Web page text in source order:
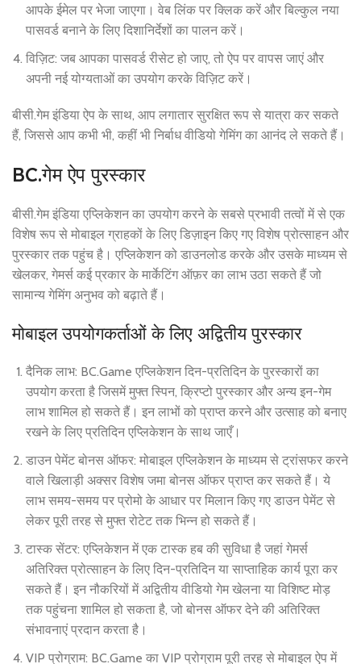
आपके ईमेल पर भेजा जाएगा। वेब लिंक पर क्लिक करें और बिल्कुल नया
पासवर्ड बनाने के लिए दिशानिर्देशों का पालन करें।
विज़िट: जब आपका पासवर्ड रीसेट हो जाए, तो ऐप पर वापस जाएं और
अपनी नई योग्यताओं का उपयोग करके विज़िट करें।
बीसी.गेम इंडिया ऐप के साथ, आप लगातार सुरक्षित रूप से यात्रा कर सकते
हैं, जिससे आप कभी भी, कहीं भी निर्बाध वीडियो गेमिंग का आनंद ले सकते हैं।
BC.गेम ऐप पुरस्कार
बीसी.गेम इंडिया एप्लिकेशन का उपयोग करने के सबसे प्रभावी तत्वों में से एक
विशेष रूप से मोबाइल ग्राहकों के लिए डिज़ाइन किए गए विशेष प्रोत्साहन और
पुरस्कार तक पहुंच है। एप्लिकेशन को डाउनलोड करके और उसके माध्यम से
खेलकर, गेमर्स कई प्रकार के मार्केटिंग ऑफ़र का लाभ उठा सकते हैं जो
सामान्य गेमिंग अनुभव को बढ़ाते हैं।
मोबाइल उपयोगकर्ताओं के लिए अद्वितीय पुरस्कार
दैनिक लाभ: BC.Game एप्लिकेशन दिन-प्रतिदिन के पुरस्कारों का
उपयोग करता है जिसमें मुफ्त स्पिन, क्रिप्टो पुरस्कार और अन्य इन-गेम
लाभ शामिल हो सकते हैं। इन लाभों को प्राप्त करने और उत्साह को बनाए
रखने के लिए प्रतिदिन एप्लिकेशन के साथ जाएँ।
डाउन पेमेंट बोनस ऑफर: मोबाइल एप्लिकेशन के माध्यम से ट्रांसफर करने
वाले खिलाड़ी अक्सर विशेष जमा बोनस ऑफर प्राप्त कर सकते हैं। ये
लाभ समय-समय पर प्रोमो के आधार पर मिलान किए गए डाउन पेमेंट से
लेकर पूरी तरह से मुफ्त रोटेट तक भिन्न हो सकते हैं।
टास्क सेंटर: एप्लिकेशन में एक टास्क हब की सुविधा है जहां गेमर्स
अतिरिक्त प्रोत्साहन के लिए दिन-प्रतिदिन या साप्ताहिक कार्य पूरा कर
सकते हैं। इन नौकरियों में अद्वितीय वीडियो गेम खेलना या विशिष्ट मोड़
तक पहुंचना शामिल हो सकता है, जो बोनस ऑफर देने की अतिरिक्त
संभावनाएं प्रदान करता है।
VIP प्रोग्राम: BC.Game का VIP प्रोग्राम पूरी तरह से मोबाइल ऐप में